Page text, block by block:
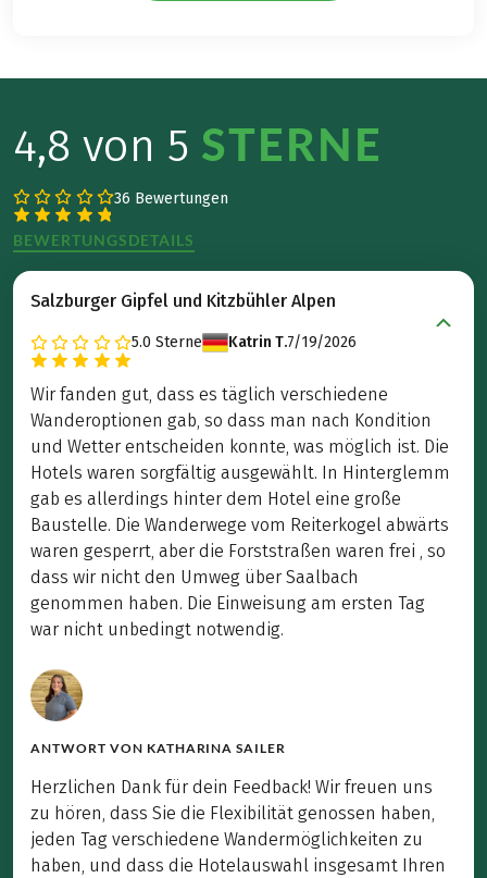
4,8 von 5 STERNE
36 Bewertungen
BEWERTUNGSDETAILS
Salzburger Gipfel und Kitzbühler Alpen
5.0 Sterne Katrin T.7/19/2026
Wir fanden gut, dass es täglich verschiedene
Wanderoptionen gab, so dass man nach Kondition
und Wetter entscheiden konnte, was möglich ist. Die
Hotels waren sorgfältig ausgewählt. In Hinterglemm
gab es allerdings hinter dem Hotel eine große
Baustelle. Die Wanderwege vom Reiterkogel abwärts
waren gesperrt, aber die Forststraßen waren frei , so
dass wir nicht den Umweg über Saalbach
genommen haben. Die Einweisung am ersten Tag
war nicht unbedingt notwendig.
ANTWORT VON KATHARINA SAILER
Herzlichen Dank für dein Feedback! Wir freuen uns
zu hören, dass Sie die Flexibilität genossen haben,
jeden Tag verschiedene Wandermöglichkeiten zu
haben, und dass die Hotelauswahl insgesamt Ihren